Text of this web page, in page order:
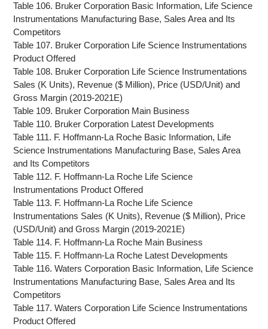
Table 106. Bruker Corporation Basic Information, Life Science
Instrumentations Manufacturing Base, Sales Area and Its
Competitors
Table 107. Bruker Corporation Life Science Instrumentations
Product Offered
Table 108. Bruker Corporation Life Science Instrumentations
Sales (K Units), Revenue ($ Million), Price (USD/Unit) and
Gross Margin (2019-2021E)
Table 109. Bruker Corporation Main Business
Table 110. Bruker Corporation Latest Developments
Table 111. F. Hoffmann-La Roche Basic Information, Life
Science Instrumentations Manufacturing Base, Sales Area
and Its Competitors
Table 112. F. Hoffmann-La Roche Life Science
Instrumentations Product Offered
Table 113. F. Hoffmann-La Roche Life Science
Instrumentations Sales (K Units), Revenue ($ Million), Price
(USD/Unit) and Gross Margin (2019-2021E)
Table 114. F. Hoffmann-La Roche Main Business
Table 115. F. Hoffmann-La Roche Latest Developments
Table 116. Waters Corporation Basic Information, Life Science
Instrumentations Manufacturing Base, Sales Area and Its
Competitors
Table 117. Waters Corporation Life Science Instrumentations
Product Offered